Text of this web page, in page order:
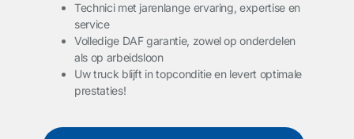
Technici met jarenlange ervaring, expertise en
service
Volledige DAF garantie, zowel op onderdelen
als op arbeidsloon
Uw truck blijft in topconditie en levert optimale
prestaties!